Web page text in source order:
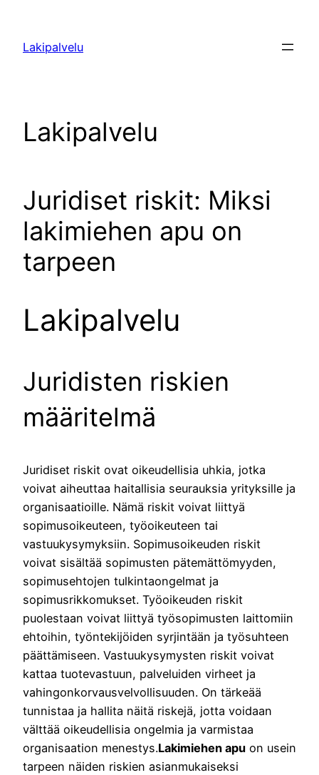
Lakipalvelu
Lakipalvelu
Juridiset riskit: Miksi
lakimiehen apu on
tarpeen
Lakipalvelu
Juridisten riskien
määritelmä
Juridiset riskit ovat oikeudellisia uhkia, jotka
voivat aiheuttaa haitallisia seurauksia yrityksille ja
organisaatioille. Nämä riskit voivat liittyä
sopimusoikeuteen, työoikeuteen tai
vastuukysymyksiin. Sopimusoikeuden riskit
voivat sisältää sopimusten pätemättömyyden,
sopimusehtojen tulkintaongelmat ja
sopimusrikkomukset. Työoikeuden riskit
puolestaan voivat liittyä työsopimusten laittomiin
ehtoihin, työntekijöiden syrjintään ja työsuhteen
päättämiseen. Vastuukysymysten riskit voivat
kattaa tuotevastuun, palveluiden virheet ja
vahingonkorvausvelvollisuuden. On tärkeää
tunnistaa ja hallita näitä riskejä, jotta voidaan
välttää oikeudellisia ongelmia ja varmistaa
organisaation menestys.Lakimiehen apu on usein
tarpeen näiden riskien asianmukaiseksi